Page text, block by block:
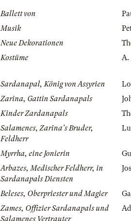
Ballett von
Musik
Neue Dekorationen
Kostüme
A.
Sardanapal, König von Assyrien
Zarina, Gattin Sardanapals
Kinder Zardanapals
Salamenes, Zarina's Bruder,
Feldherr
Myrrha, eine Jonierin
Arbazes, Medischer Feldherr, in
Sardanapals Diensten
Beleses, Oberpriester und Magier
Zames, Offizier Sardanapals und
Salamenes Vertrauter